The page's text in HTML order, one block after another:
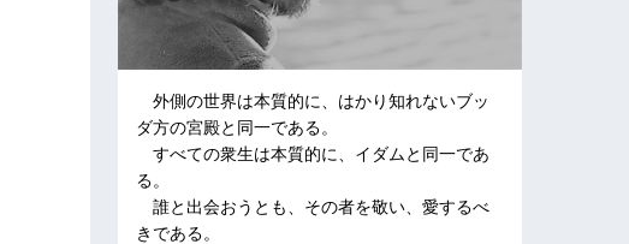
外側の世界は本質的に、はかり知れないブッ
ダ方の宮殿と同一である。
すべての衆生は本質的に、イダムと同一であ
る。
誰と出会おうとも、その者を敬い、愛するべ
きである。